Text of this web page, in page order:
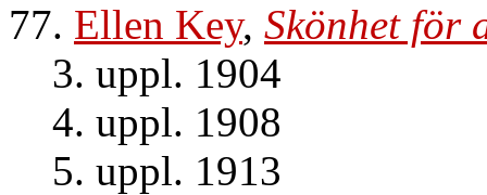
77. Ellen Key, Skönhet för
3. uppl. 1904
4. uppl. 1908
5. uppl. 1913